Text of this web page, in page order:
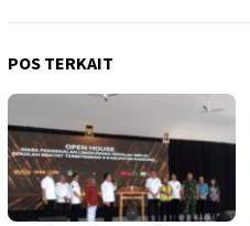
POS TERKAIT